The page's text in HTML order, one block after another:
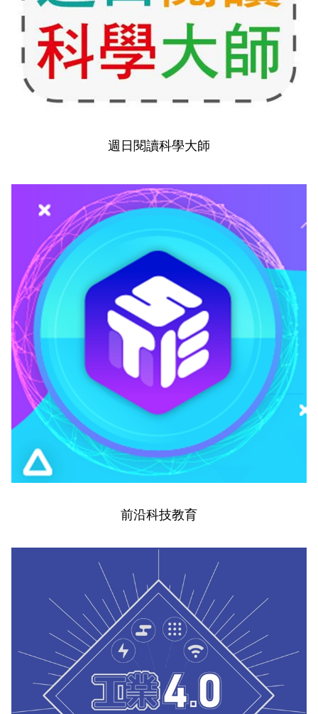
週日閱讀科學大師
前沿科技教育